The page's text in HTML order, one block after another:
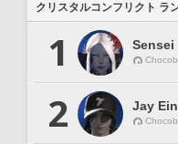
クリスタルコンフリクト ラ
1
2 Jay